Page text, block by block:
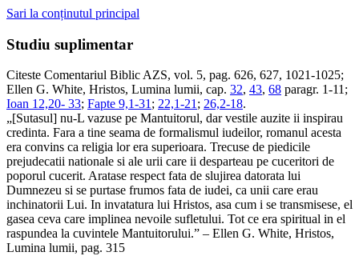
Sari la conținutul principal
Studiu suplimentar
Citeste Comentariul Biblic AZS, vol. 5, pag. 626, 627, 1021-1025;
Ellen G. White, Hristos, Lumina lumii, cap. 32, 43, 68 paragr. 1-11;
Ioan 12,20- 33; Fapte 9,1-31; 22,1-21; 26,2-18.
„[Sutasul] nu-L vazuse pe Mantuitorul, dar vestile auzite ii inspirau
credinta. Fara a tine seama de formalismul iudeilor, romanul acesta
era convins ca religia lor era superioara. Trecuse de piedicile
prejudecatii nationale si ale urii care ii desparteau pe cuceritori de
poporul cucerit. Aratase respect fata de slujirea datorata lui
Dumnezeu si se purtase frumos fata de iudei, ca unii care erau
inchinatorii Lui. In invatatura lui Hristos, asa cum i se transmisese, el
gasea ceva care implinea nevoile sufletului. Tot ce era spiritual in el
raspundea la cuvintele Mantuitorului.” – Ellen G. White, Hristos,
Lumina lumii, pag. 315